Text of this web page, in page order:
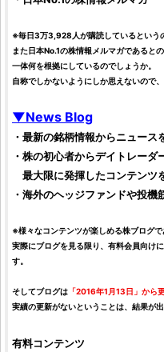
※毎日3万3,928人が購読しているという
また日本No.1の株情報メルマガであると
一体何を根拠にしているのでしょうか。
自称でしかないようにしか思えないので
▼News Blog
・最新の銘柄情報からニュース
・ 株の初心者からデイトレーダ
最大限に発揮したコンテンツ
・海外のヘッジファンドや投
※様々なコンテンツが楽しめる株ブログ
実際にブログを見る限り、有料会員向け
す。
そしてブログは 「2016年1月13日」から
実績の更新がないということは、結果が
有料コンテンツ